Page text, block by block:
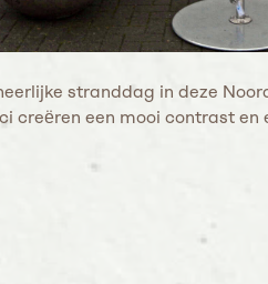
stranddag in deze
een mooi contrast en